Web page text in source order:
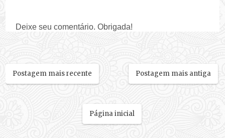
Deixe seu comentário. Obrigada!
Postagem mais recente Postagem mais antiga
Página inicial